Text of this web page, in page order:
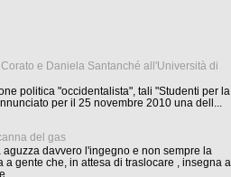
e Daniela Santanché all'Università di
politica "occidentalista", tali "Studenti per la
per il 25 novembre 2010 una dell...
del gas
aguzza davvero l'ingegno e non sempre la
a gente che, in attesa di traslocare , insegna a